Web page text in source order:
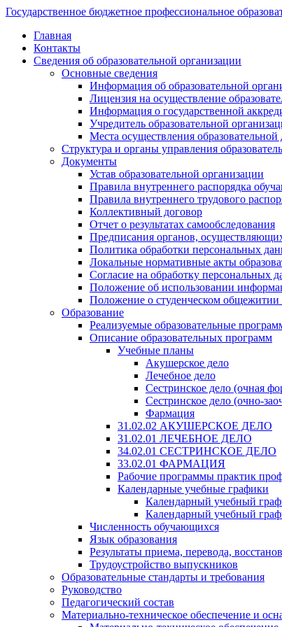
Государственное бюджетное профессиональное
Главная
Контакты
Сведения об образовательной организации
Основные сведения
Информация об образовательной
Лицензия на осуществление
Информация о государственной
Учредитель образовательной
Места осуществления образовательной
Структура и органы управления
Документы
Устав образовательной организации
Правила внутреннего распорядка
Правила внутреннего трудового
Коллективный договор
Отчет о результатах самообследования
Предписания органов,
Политика обработки персональных
Локальные нормативные акты
Согласие на обработку персональных
Положение об использовании
Положение о студенческом
Образование
Реализуемые образовательные
Описание образовательных программ
Учебные планы
Акушерское дело
Лечебное дело
Сестринское дело (очная
Сестринское дело (очно-
Фармация
31.02.02 АКУШЕРСКОЕ ДЕЛО
31.02.01 ЛЕЧЕБНОЕ ДЕЛО
34.02.01 СЕСТРИНСКОЕ ДЕЛО
33.02.01 ФАРМАЦИЯ
Рабочие программы практик
Календарные учебные графики
Календарный учебный
Календарный учебный
Численность обучающихся
Язык образования
Результаты приема, перевода,
Трудоустройство выпускников
Образовательные стандарты и требования
Руководство
Педагогический состав
Материально-техническое обеспечение и